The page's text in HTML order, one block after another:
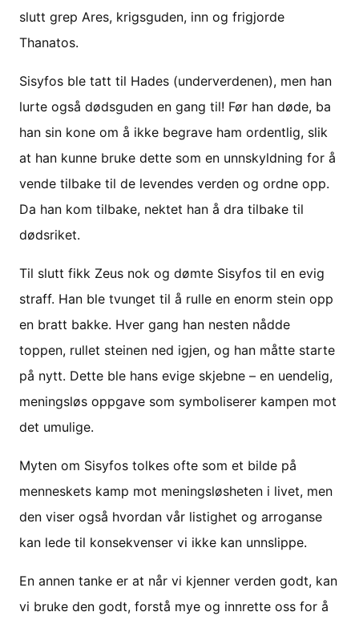
slutt grep Ares, krigsguden, inn og frigjorde
Thanatos.
Sisyfos ble tatt til Hades (underverdenen), men han
lurte også dødsguden en gang til! Før han døde, ba
han sin kone om å ikke begrave ham ordentlig, slik
at han kunne bruke dette som en unnskyldning for å
vende tilbake til de levendes verden og ordne opp.
Da han kom tilbake, nektet han å dra tilbake til
dødsriket.
Til slutt fikk Zeus nok og dømte Sisyfos til en evig
straff. Han ble tvunget til å rulle en enorm stein opp
en bratt bakke. Hver gang han nesten nådde
toppen, rullet steinen ned igjen, og han måtte starte
på nytt. Dette ble hans evige skjebne – en uendelig,
meningsløs oppgave som symboliserer kampen mot
det umulige.
Myten om Sisyfos tolkes ofte som et bilde på
menneskets kamp mot meningsløsheten i livet, men
den viser også hvordan vår listighet og arroganse
kan lede til konsekvenser vi ikke kan unnslippe.
En annen tanke er at når vi kjenner verden godt, kan
vi bruke den godt, forstå mye og innrette oss for å